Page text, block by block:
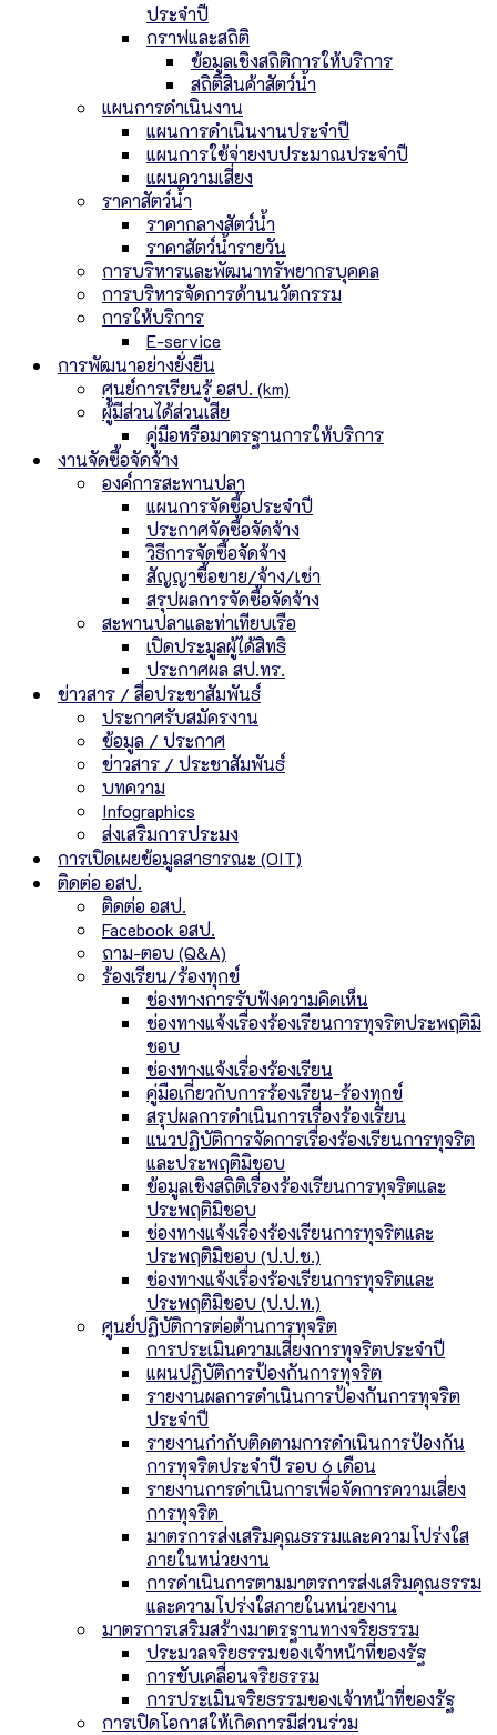
ประจำปี
กราฟและสถิติ
ข้อมูลเชิงสถิติการให้บริการ
สถิติสินค้าสัตว์น้ำ
แผนการดำเนินงาน
แผนการดำเนินงานประจำปี
แผนการใช้จ่ายงบประมาณประจำปี
แผนความเสี่ยง
ราคาสัตว์น้ำ
ราคากลางสัตว์น้ำ
ราคาสัตว์น้ำรายวัน
การบริหารและพัฒนาทรัพยากรบุคคล
การบริหารจัดการด้านนวัตกรรม
การให้บริการ
E-service
การพัฒนาอย่างยั่งยืน
ศูนย์การเรียนรู้ อสป. (km)
ผู้มีส่วนได้ส่วนเสีย
คู่มือหรือมาตรฐานการให้บริการ
งานจัดซื้อจัดจ้าง
องค์การสะพานปลา
แผนการจัดซื้อประจำปี
ประกาศจัดซื้อจัดจ้าง
วิธีการจัดซื้อจัดจ้าง
สัญญาซื้อขาย/จ้าง/เช่า
สรุปผลการจัดซื้อจัดจ้าง
สะพานปลาและท่าเทียบเรือ
เปิดประมูลผู้ได้สิทธิ
ประกาศผล สป.ทร.
ข่าวสาร / สื่อประชาสัมพันธ์
ประกาศรับสมัครงาน
ข้อมูล / ประกาศ
ข่าวสาร / ประชาสัมพันธ์
บทความ
Infographics
ส่งเสริมการประมง
การเปิดเผยข้อมูลสาธารณะ (OIT)
ติดต่อ อสป.
ติดต่อ อสป.
Facebook อสป.
ถาม-ตอบ (Q&A)
ร้องเรียน/ร้องทุกข์
ช่องทางการรับฟังความคิดเห็น
ช่องทางแจ้งเรื่องร้องเรียนการทุจริตประพฤติมิ
ชอบ
ช่องทางแจ้งเรื่องร้องเรียน
คู่มือเกี่ยวกับการร้องเรียน-ร้องทุกข์
สรุปผลการดำเนินการเรื่องร้องเรียน
แนวปฏิบัติการจัดการเรื่องร้องเรียนการทุจริต
และประพฤติมิชอบ
ข้อมูลเชิงสถิติเรื่องร้องเรียนการทุจริตและ
ประพฤติมิชอบ
ช่องทางแจ้งเรื่องร้องเรียนการทุจริตและ
ประพฤติมิชอบ (ป.ป.ช.)
ช่องทางแจ้งเรื่องร้องเรียนการทุจริตและ
ประพฤติมิชอบ (ป.ป.ท.)
ศูนย์ปฏิบัติการต่อต้านการทุจริต
การประเมินความเสี่ยงการทุจริตประจำปี
แผนปฏิบัติการป้องกันการทุจริต
รายงานผลการดำเนินการป้องกันการทุจริต
ประจำปี
รายงานกำกับติดตามการดำเนินการป้องกัน
การทุจริตประจำปี รอบ 6 เดือน
รายงานการดำเนินการเพื่อจัดการความเสี่ยง
การทุจริต
มาตรการส่งเสริมคุณธรรมและความโปร่งใส
ภายในหน่วยงาน
การดำเนินการตามมาตรการส่งเสริมคุณธรรม
และความโปร่งใสภายในหน่วยงาน
มาตรการเสริมสร้างมาตรฐานทางจริยธรรม
ประมวลจริยธรรมของเจ้าหน้าที่ของรัฐ
การขับเคลื่อนจริยธรรม
การประเมินจริยธรรมของเจ้าหน้าที่ของรัฐ
การเปิดโอกาสให้เกิดการมีส่วนร่วม